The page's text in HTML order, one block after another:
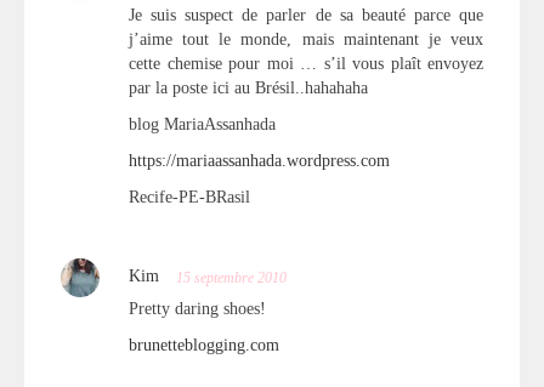
Je suis suspect de parler de sa beauté parce que
j’aime tout le monde, mais maintenant je veux
cette chemise pour moi … s’il vous plaît envoyez
par la poste ici au Brésil..hahahaha
blog MariaAssanhada
https://mariaassanhada.wordpress.com
Recife-PE-BRasil
Kim 15 septembre 2010
Pretty daring shoes!
brunetteblogging.com